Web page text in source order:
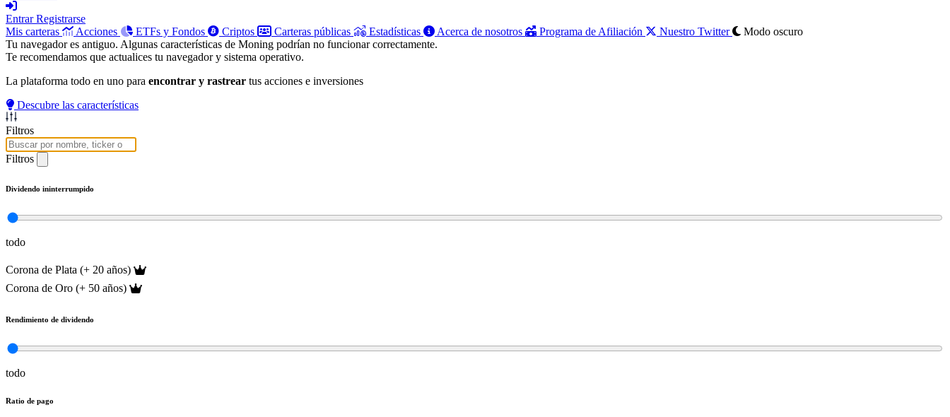
Entrar Registrarse
Mis carteras
Acciones ETFs y Fondos Criptos Carteras públicas Estadísticas Acerca de nosotros Programa de Afiliación Nuestro Twitter
Modo oscuro
Tu navegador es antiguo. Algunas características de Moning podrían no funcionar correctamente.
Te recomendamos que actualices tu navegador y sistema operativo.
La plataforma todo en uno para encontrar y rastrear tus acciones e inversiones
Descubre las características
Filtros
Filtros
Dividendo ininterrumpido
todo
Corona de Plata (+ 20 años)
Corona de Oro (+ 50 años)
Rendimiento de dividendo
todo
Ratio de pago